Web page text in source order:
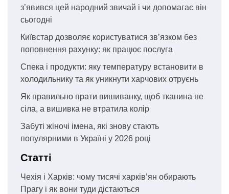
з’явився цей народний звичай і чи допомагає він
сьогодні
Київстар дозволяє користуватися зв’язком без
поповнення рахунку: як працює послуга
Спека і продукти: яку температуру встановити в
холодильнику та як уникнути харчових отруєнь
Як правильно прати вишиванку, щоб тканина не
сіла, а вишивка не втратила колір
Забуті жіночі імена, які знову стають
популярними в Україні у 2026 році
Статті
Чехія і Харків: чому тисячі харків’ян обирають
Прагу і як вони туди дістаються